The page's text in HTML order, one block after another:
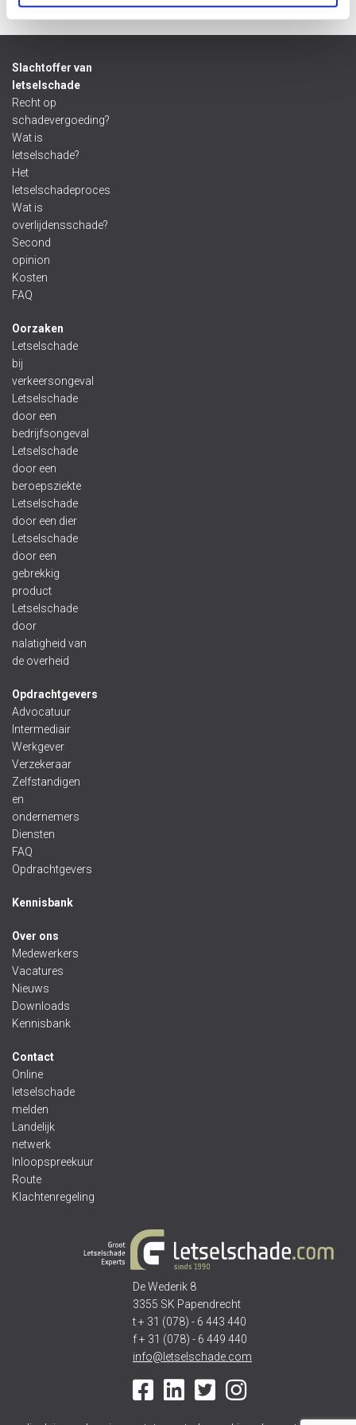
Slachtoffer van
letselschade
Recht op
schadevergoeding?
Wat is
letselschade?
Het
letselschadeproces
Wat is
overlijdensschade?
Second
opinion
Kosten
FAQ
Oorzaken
Letselschade
bij
verkeersongeval
Letselschade
door een
bedrijfsongeval
Letselschade
door een
beroepsziekte
Letselschade
door een dier
Letselschade
door een
gebrekkig
product
Letselschade
door
nalatigheid van
de overheid
Opdrachtgevers
Advocatuur
Intermediair
Werkgever
Verzekeraar
Zelfstandigen
en
ondernemers
Diensten
FAQ
Opdrachtgevers
Kennisbank
Over ons
Medewerkers
Vacatures
Nieuws
Downloads
Kennisbank
Contact
Online
letselschade
melden
Landelijk
netwerk
Inloopspreekuur
Route
Klachtenregeling
De Wederik 8
3355 SK Papendrecht
t + 31 (078) - 6 443 440
f + 31 (078) - 6 449 440
info@letselschade.com